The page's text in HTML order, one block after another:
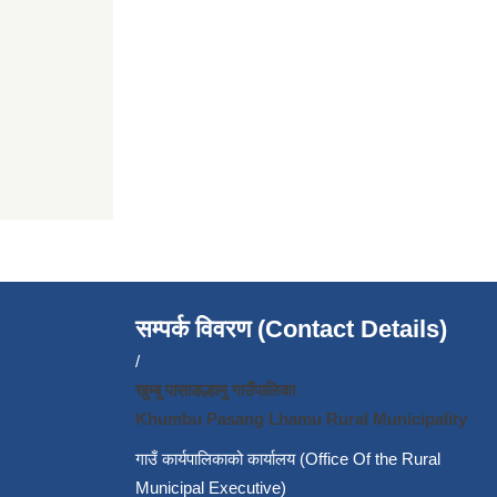
सम्पर्क विवरण (Contact Details)
/
खुम्बु पासाङल्हामु गाउँपालिका
Khumbu Pasang Lhamu Rural Municipality
गाउँ कार्यपालिकाको कार्यालय (Office Of the Rural
Municipal Executive)